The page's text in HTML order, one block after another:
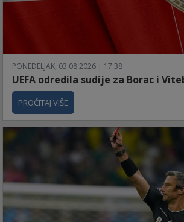
PONEDELJAK, 03.08.2026 | 17:38
UEFA odredila sudije za Borac i
PROČITAJ VIŠE